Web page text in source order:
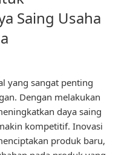
Saing Usaha
yang sangat penting
Dengan melakukan
daya saing
kompetitif. Inovasi
produk baru,